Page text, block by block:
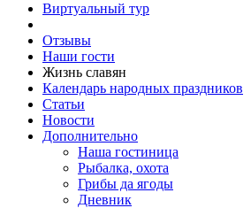
Виртуальный тур
Отзывы
Наши гости
Жизнь славян
Календарь народных праздников
Статьи
Новости
Дополнительно
Наша гостиница
Рыбалка, охота
Грибы да ягоды
Дневник